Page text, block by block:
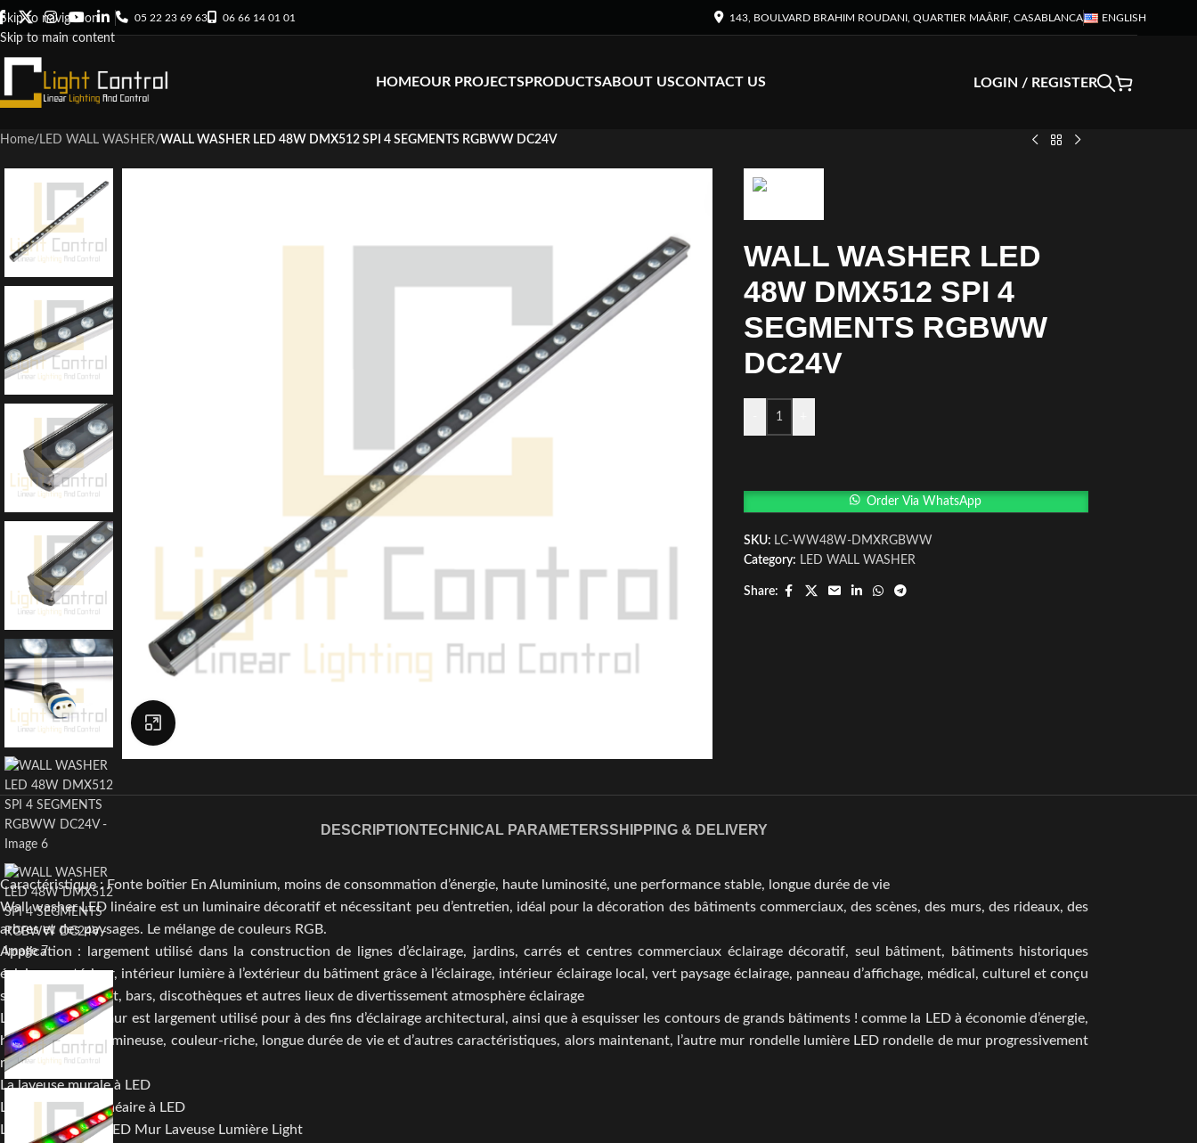
Skip to navigation
Skip to main content
05 22 23 69 63 06 66 14 01 01 143, BOULVARD BRAHIM ROUDANI, QUARTIER MAÂRIF, CASABLANCA ENGLISH
HOMEOUR PROJECTSPRODUCTSABOUT USCONTACT US LOGIN / REGISTER
Home/ LED WALL WASHER/WALL WASHER LED 48W DMX512 SPI 4 SEGMENTS RGBWW DC24V
WALL WASHER LED
48W DMX512 SPI 4
SEGMENTS RGBWW
DC24V
Order Via WhatsApp
SKU: LC-WW48W-DMXRGBWW
Category: LED WALL WASHER
Share:
DESCRIPTIONTECHNICAL PARAMETERSSHIPPING & DELIVERY
Caractéristique : Fonte boîtier En Aluminium, moins de consommation d’énergie, haute luminosité, une performance stable, longue durée de vie
Wall washer LED linéaire est un luminaire décoratif et nécessitant peu d’entretien, idéal pour la décoration des bâtiments commerciaux, des scènes, des murs, des rideaux, des
arbres et des paysages. Le mélange de couleurs RGB.
Application : largement utilisé dans la construction de lignes d’éclairage, jardins, carrés et centres commerciaux éclairage décoratif, seul bâtiment, bâtiments historiques
éclairage extérieur, intérieur lumière à l’extérieur du bâtiment grâce à l’éclairage, intérieur éclairage local, vert paysage éclairage, panneau d’affichage, médical, culturel et conçu
selon l’évidemment, bars, discothèques et autres lieux de divertissement atmosphère éclairage
LED rondelle de mur est largement utilisé pour à des fins d’éclairage architectural, ainsi que à esquisser les contours de grands bâtiments ! comme la LED à économie d’énergie,
haute efficacité lumineuse, couleur-riche, longue durée de vie et d’autres caractéristiques, alors maintenant, l’autre mur rondelle lumière LED rondelle de mur progressivement
remplacé.
La laveuse murale à LED
Laveuse murale linéaire à LED
LED BAR Lampe LED Mur Laveuse Lumière Light